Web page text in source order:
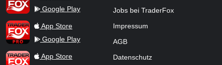
Google Play
TraderFox ProApp Store
Google Play
TraderFox dpa-AFX ProFeed
App Store
Jobs bei TraderFox
Impressum
AGB
Datenschutz